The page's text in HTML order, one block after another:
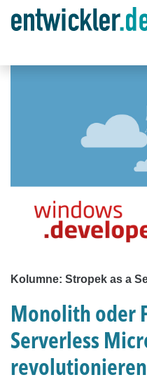
Kolumne: Stropek as a
Monolith oder
Serverless